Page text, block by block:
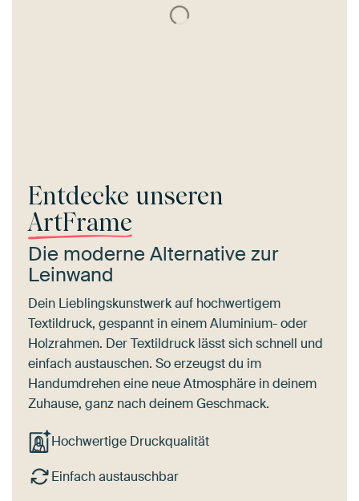
Entdecke unseren
ArtFrame
Die moderne Alternative zur
Leinwand
Dein Lieblingskunstwerk auf hochwertigem
Textildruck, gespannt in einem Aluminium- oder
Holzrahmen. Der Textildruck lässt sich schnell und
einfach austauschen. So erzeugst du im
Handumdrehen eine neue Atmosphäre in deinem
Zuhause, ganz nach deinem Geschmack.
Hochwertige Druckqualität
Einfach austauschbar